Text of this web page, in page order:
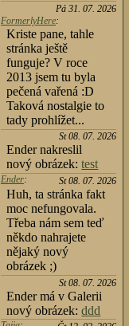
Pá 31. 07. 2026
FormerlyHere:
Kriste pane, tahle
stránka ještě
funguje? V roce
2013 jsem tu byla
pečená vařená :D
Taková nostalgie to
tady prohlížet...
St 08. 07. 2026
Ender nakreslil
nový obrázek:test
St 08. 07. 2026
Ender:
Huh, ta stránka fakt
moc nefungovala.
Třeba nám sem teď
někdo nahrajete
nějaký nový
obrázek ;)
St 08. 07. 2026
Ender má v Galerii
nový obrázek:ddd